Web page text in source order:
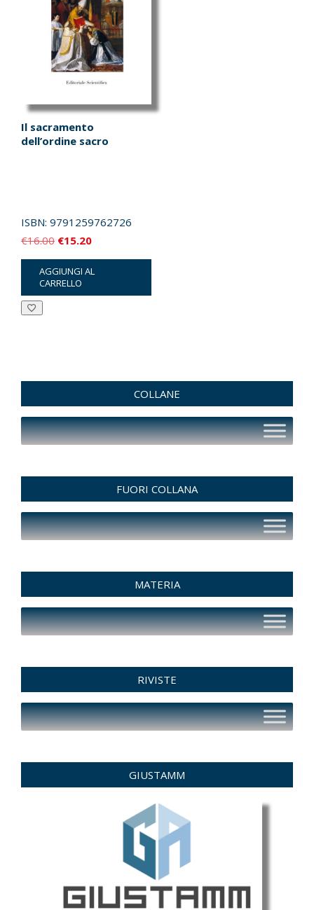
Il sacramento
dell’ordine sacro
ISBN: 9791259762726
€16.00 Il
prezzo
originale
era:
€15.20Il
prezzo
attuale
è:
AGGIUNGI AL
CARRELLO
COLLANE
FUORI COLLANA
MATERIA
RIVISTE
GIUSTAMM